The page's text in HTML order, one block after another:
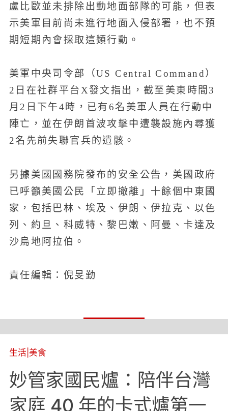
盧比歐並未排除出動地面部隊的可能，但表
示美軍目前尚未進行地面入侵部署，也不預
期短期內會採取這類行動。
美軍中央司令部（US Central Command）
2日在社群平台X發文指出，截至美東時間3
月2日下午4時，已有6名美軍人員在行動中
陣亡，並在伊朗首波攻擊中遭襲設施內尋獲
2名先前失聯官兵的遺骸。
另據美國國務院發布的安全公告，美國政府
已呼籲美國公民「立即撤離」十餘個中東國
家，包括巴林、埃及、伊朗、伊拉克、以色
列、約旦、科威特、黎巴嫩、阿曼、卡達及
沙烏地阿拉伯。
責任編輯：倪旻勤
生活 美食
妙管家國民爐：陪伴台灣
家庭 40 年的卡式爐第一